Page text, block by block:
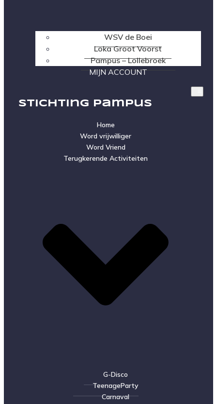
WSV de Boei
Loka Groot Voorst
Pampus – Lollebroek
MIJN ACCOUNT
Stichting Pampus
Home
Word vrijwilliger
Word Vriend
Terugkerende Activiteiten
G-Disco
TeenageParty
Carnaval